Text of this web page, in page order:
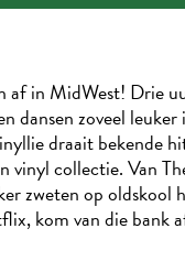
af in MidWest! Drie
dansen zoveel leuker
draait bekende
vinyl collectie. Van
zweten op oldskool
kom van die bank